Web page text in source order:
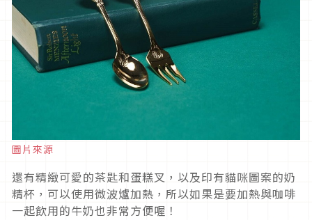
圖片來源
還有精緻可愛的茶匙和蛋糕叉，以及印有貓咪圖案的奶
精杯，可以使用微波爐加熱，所以如果是要加熱與咖啡
一起飲用的牛奶也非常方便喔！